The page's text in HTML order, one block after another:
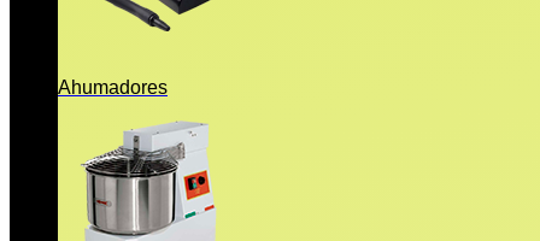
Ahumadores